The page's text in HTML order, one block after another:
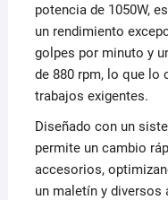
potencia de 1050W,
un rendimiento
golpes por minuto y
de 880 rpm, lo que lo
trabajos exigentes.
Diseñado con un
permite un cambio
accesorios,
un maletín y diversos